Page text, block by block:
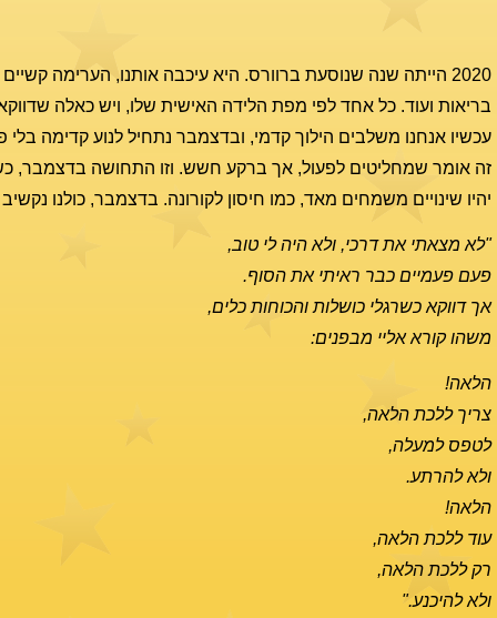
2020 הייתה שנה שנוסעת ברוורס. היא עיכבה אותנו, הערימה
בריאות ועוד. כל אחד לפי מפת הלידה האישית שלו, ויש כאלה
עכשיו אנחנו משלבים הילוך קדמי, ובדצמבר נתחיל לנוע קדימה
זה אומר שמחליטים לפעול, אך ברקע חשש. וזו התחושה בדצמבר,
יהיו שינויים משמחים מאד, כמו חיסון לקורונה. בדצמבר, כולנו
"לא מצאתי את דרכי, ולא היה לי טוב,
פעם פעמיים כבר ראיתי את הסוף.
אך דווקא כשרגלי כושלות והכוחות כלים,
משהו קורא אליי מבפנים:
הלאה!
צריך ללכת הלאה,
לטפס למעלה,
ולא להרתע.
הלאה!
עוד ללכת הלאה,
רק ללכת הלאה,
ולא להיכנע."